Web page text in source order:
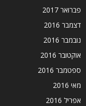
פברואר 2017
דצמבר 2016
נובמבר 2016
אוקטובר 2016
ספטמבר 2016
מאי 2016
אפריל 2016